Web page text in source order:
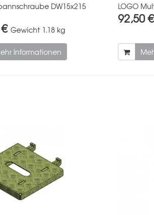
DW15x215
Gewicht 1.18 kg
Informationen
LOGO
92,50 €